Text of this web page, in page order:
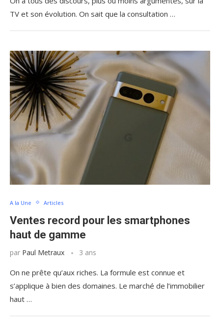
TV et son évolution. On sait que la consultation …
A la Une Articles
Ventes record pour les smartphones
haut de gamme
par Paul Metraux 3 ans
On ne prête qu’aux riches. La formule est connue et
s’applique à bien des domaines. Le marché de l’immobilier
haut …